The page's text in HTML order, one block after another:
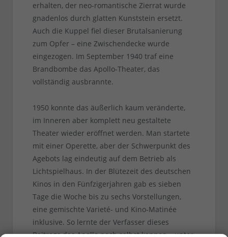
erhalten, der neo-romantische Zierrat wurde
gnadenlos durch glatten Kunststein ersetzt.
Auch die Kuppel fiel dieser Brutalsanierung
zum Opfer – eine Zwischendecke wurde
eingezogen. Im September 1940 traf eine
Brandbombe das Apollo-Theater, das
vollständig ausbrannte.
1950 konnte das äußerlich kaum veränderte,
im Inneren aber komplett neu gestaltete
Theater wieder eröffnet werden. Man startete
mit einer Operette, aber der Schwerpunkt des
Agebots lag eindeutig auf dem Betrieb als
Lichtspielhaus. In der Blütezeit des deutschen
Kinos in den Fünfzigerjahren gab es sieben
Tage die Woche bis zu sechs Vorstellungen,
eine gemischte Varieté- und Kino-Matinée
inklusive. So lernte der Verfasser dieses
Beitrags das Apollo noch selbst kennen – unter